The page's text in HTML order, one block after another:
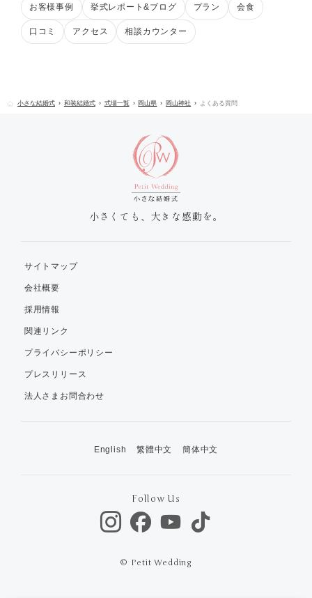
お客様事例 挙式レポート&ブログ プラン 会食
口コミ アクセス 相談カウンター
小さな結婚式 和装結婚式 式場一覧 岡山県 岡山神社 よくある質問
小さくても、大きな感動を。
サイトマップ
会社概要
採用情報
関連リンク
プライバシーポリシー
プレスリリース
法人さまお問合わせ
English 繁體中文 簡体中文
Follow Us
© Petit Wedding